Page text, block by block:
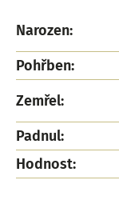
Narozen:
Pohřben:
Zemřel:
Padnul:
Hodnost: